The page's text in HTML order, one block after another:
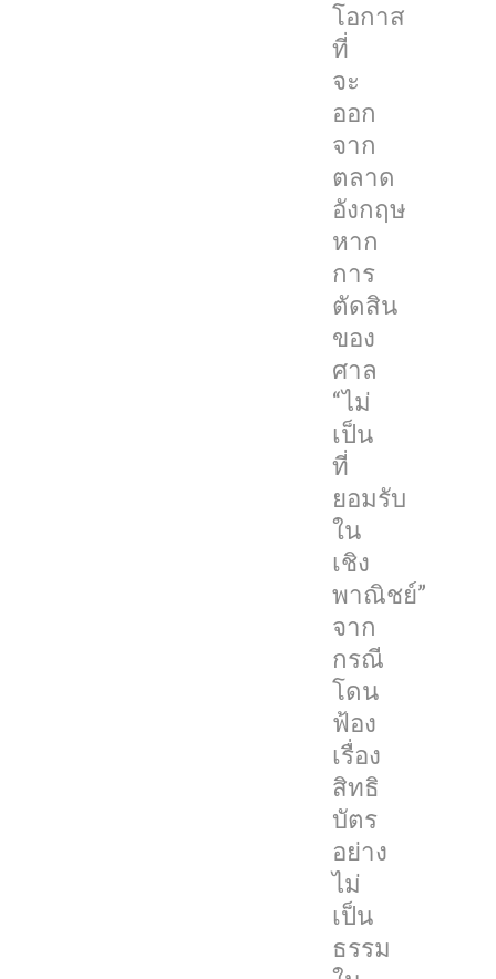
โอกาส
ที่
จะ
ออก
จาก
ตลาด
อังกฤษ
หาก
การ
ตัดสิน
ของ
ศาล
“ไม่
เป็น
ที่
ยอมรับ
ใน
เชิง
พาณิชย์”
จาก
กรณี
โดน
ฟ้อง
เรื่อง
สิทธิ
บัตร
อย่าง
ไม่
เป็น
ธรรม
Optis
Cellular
Technology
เจ้าของ
สิทธิ
บัตร
ได้
ทำการ
ฟ้อง
Apple
ฐาน
ละเมิน
สิทธิ
บัตร
หลัง
จาก
ที่
Apple
ปฏิเสธ
ที่
จะ
จ่าย
ค่า
ธรรมเนียม
ใบ
อนุญาต
มูลค่า
กว่า
7
พัน